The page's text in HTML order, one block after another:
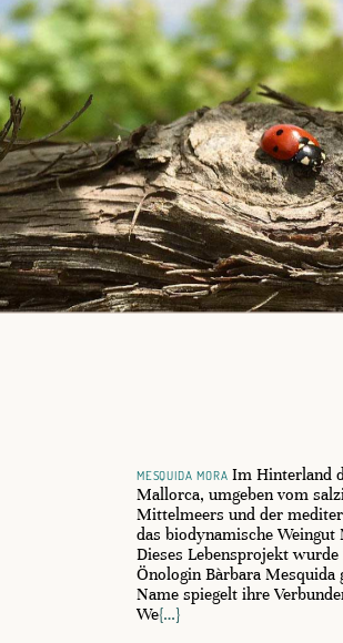
mesquida mora Im Hinterland
Mallorca, umgeben vom
Mittelmeers und der
das biodynamische Weingut
Dieses Lebensprojekt wurde
Önologin Bàrbara Mesquida
Name spiegelt ihre
We{…}